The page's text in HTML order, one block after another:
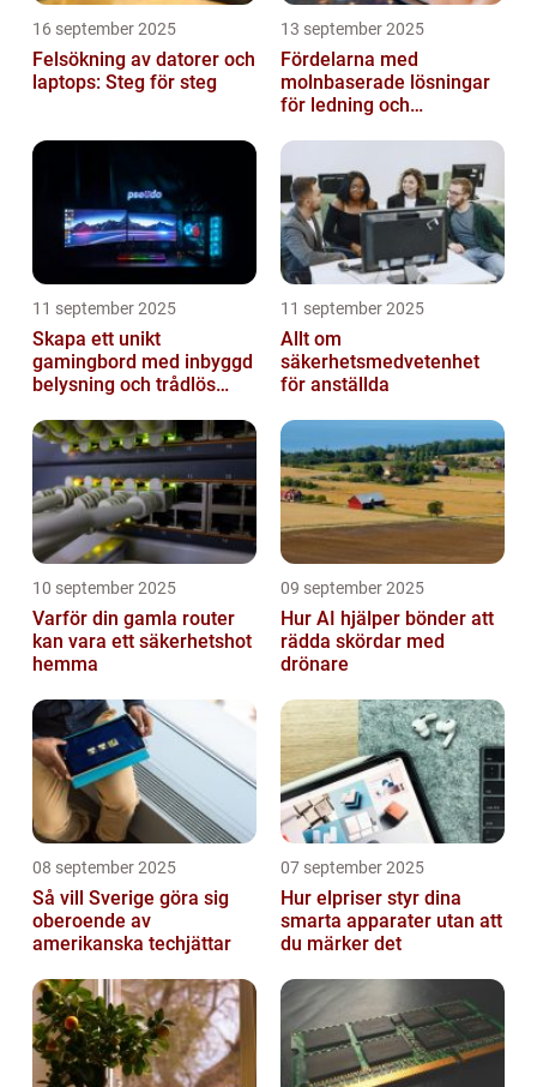
16 september 2025
Felsökning av datorer och
laptops: Steg för steg
13 september 2025
Fördelarna med
molnbaserade lösningar
för ledning och
11 september 2025
Skapa ett unikt
gamingbord med inbyggd
belysning och trådlös
11 september 2025
Allt om
säkerhetsmedvetenhet
för anställda
10 september 2025
Varför din gamla router
kan vara ett säkerhetshot
hemma
09 september 2025
Hur AI hjälper bönder att
rädda skördar med
drönare
08 september 2025
Så vill Sverige göra sig
oberoende av
amerikanska techjättar
07 september 2025
Hur elpriser styr dina
smarta apparater utan att
du märker det